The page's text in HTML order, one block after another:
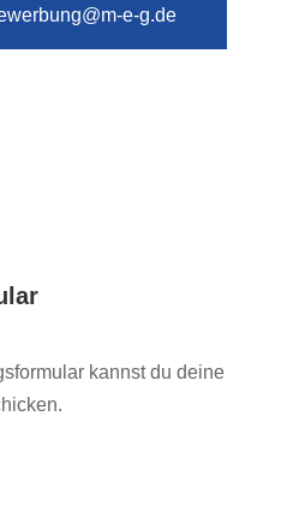
e-g.de
kannst du deine